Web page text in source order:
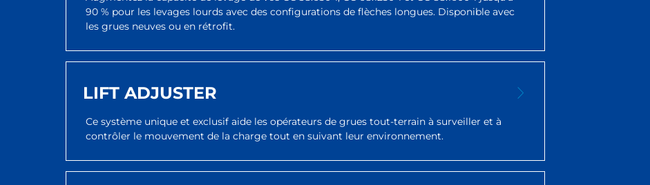
90 % pour les levages lourds avec des configurations de flèches longues. Disponible avec
les grues neuves ou en rétrofit.
LIFT ADJUSTER
Ce système unique et exclusif aide les opérateurs de grues tout-terrain à surveiller et à
contrôler le mouvement de la charge tout en suivant leur environnement.